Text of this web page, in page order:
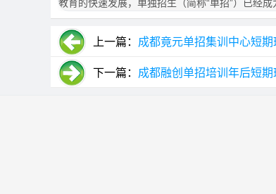
教育的快速发展，单独招生（简称“单招”）已经
上一篇： 成都竟元单招集训中心短
下一篇： 成都融创单招培训年后短